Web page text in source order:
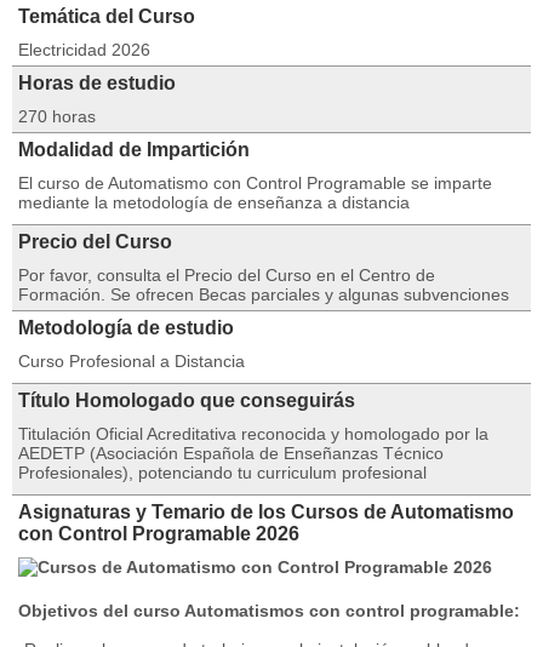
Temática del Curso
Electricidad 2026
Horas de estudio
270 horas
Modalidad de Impartición
El curso de Automatismo con Control Programable se imparte
mediante la metodología de enseñanza a distancia
Precio del Curso
Por favor, consulta el Precio del Curso en el Centro de
Formación. Se ofrecen Becas parciales y algunas subvenciones
Metodología de estudio
Curso Profesional a Distancia
Título Homologado que conseguirás
Titulación Oficial Acreditativa reconocida y homologado por la
AEDETP (Asociación Española de Enseñanzas Técnico
Profesionales), potenciando tu curriculum profesional
Asignaturas y Temario de los Cursos de Automatismo
con Control Programable 2026
Objetivos del curso Automatismos con control programable: